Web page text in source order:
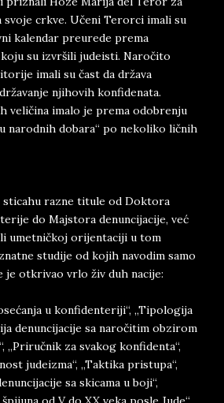
svoje crkve. Učeni Terorci imali su
kalendar preurede prema
su izvršili judeisti. Naročito
imali su čast da država
njihovih konfidenata.
veličina imalo je prema odobrenju
narodnih dobara“ po nekoliko ličnih
sticahu razne titule od Doktora
do Majstora denuncijacije, već
umetničkoj orijentaciji u tom
studije od kojih navodim samo
je otkrivao vrlo živ duh nacije:
u konfidenteriji“, „Tipologija
denuncijacije sa naročitim obzirom
„Priručnik za svakog konfidenta“,
judeizma“, „Taktika pristupa“,
sa skicama u boji“,